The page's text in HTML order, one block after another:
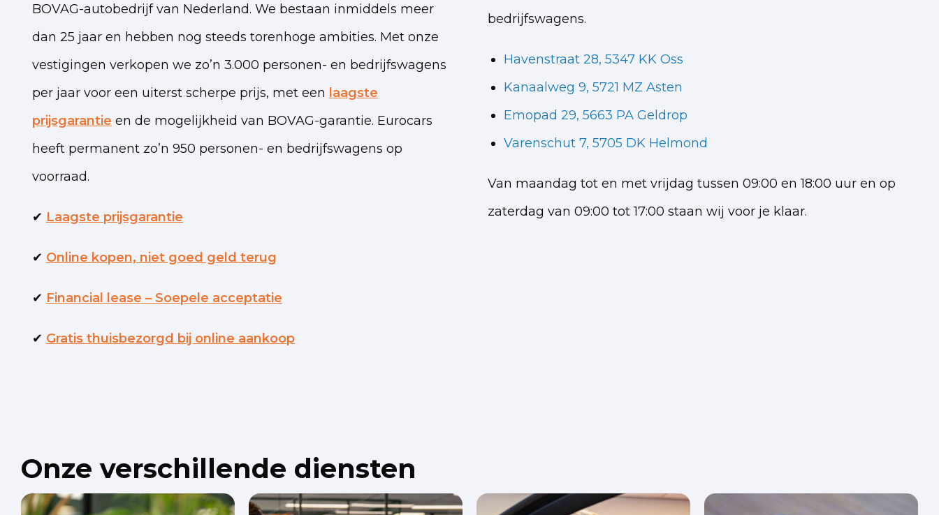
BOVAG-autobedrijf van Nederland. We bestaan inmiddels meer
dan 25 jaar en hebben nog steeds torenhoge ambities. Met onze
vestigingen verkopen we zo’n 3.000 personen- en bedrijfswagens
per jaar voor een uiterst scherpe prijs, met een laagste
prijsgarantie en de mogelijkheid van BOVAG-garantie. Eurocars
heeft permanent zo’n 950 personen- en bedrijfswagens op
voorraad.
✔ Laagste prijsgarantie
✔ Online kopen, niet goed geld terug
✔ Financial lease – Soepele acceptatie
✔ Gratis thuisbezorgd bij online aankoop
bedrijfswagens.
Havenstraat 28, 5347 KK Oss
Kanaalweg 9, 5721 MZ Asten
Emopad 29, 5663 PA Geldrop
Varenschut 7, 5705 DK Helmond
Van maandag tot en met vrijdag tussen 09:00 en 18:00 uur en op
zaterdag van 09:00 tot 17:00 staan wij voor je klaar.
Onze verschillende diensten